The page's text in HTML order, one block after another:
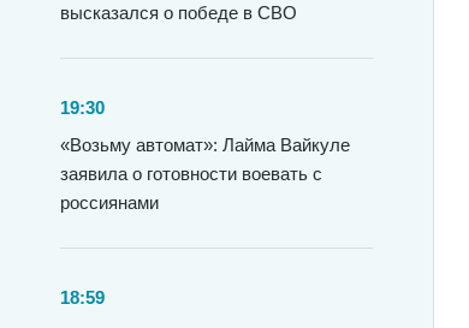
высказался о победе в СВО
19:30
«Возьму автомат»: Лайма Вайкуле
заявила о готовности воевать с
россиянами
18:59